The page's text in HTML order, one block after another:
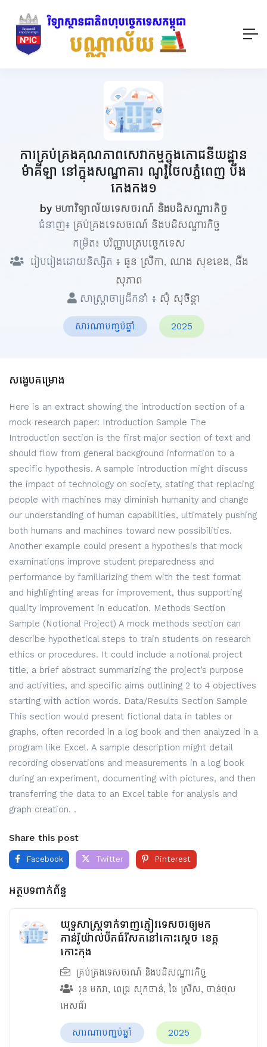
ការគ្រប់គ្រងគុណភាពសេវាកម្មក្នុងភោជនីយដ្ឋាន
ម៉ាគីឡា នៅក្នុងសណ្ឋាគារ ណូវ៉ូថែលភ្នំពេញ បឹង
កេងកង១
by មហាវិទ្យាល័យទេសចរណ៍ និងបដិសណ្ឋារកិច្ច
ជំនាញ៖ គ្រប់គ្រងទេសចរណ៍ និងបដិសណ្ឋារកិច្ច
កម្រិត៖ បរិញ្ញាបត្របច្ចេកទេស
រៀបរៀងដោយនិស្សិត ៖ ធួន ស្រីកា, ឈាង សុខខេង, ឆឺង​
សុភាព
សាស្ត្រាចារ្យដឹកនាំ ៖ ស៊ុំ សុចិន្តា
សារណាបញ្ចប់ឆ្នាំ 2025
សង្ខេបគម្រោង
Here is an extract showing the introduction section of a
mock research paper: Introduction Sample The
Introduction section is the first major section of text and
should flow from general background information to a
specific hypothesis. A sample introduction might discuss
the impact of technology on society, stating that replacing
people with machines may diminish humanity and change
our understanding of human capabilities, ultimately pushing
both humans and machines toward new possibilities.
Another example could present a hypothesis that mock
examinations improve student preparedness and
performance by familiarizing them with the test format
and highlighting areas for improvement, thus supporting
quality improvement in education. Methods Section
Sample (Notional Project) A mock methods section can
describe hypothetical steps to train students on research
ethics or procedures. It could include a notional project
title, a brief abstract summarizing the project’s purpose
and activities, and specific aims outlining 2 to 4 objectives
starting with action words. Data/Results Section Sample
This section would present fictional data in tables or
graphs, often recorded in a log book and then analyzed in a
program like Excel. A sample description might detail
recording observations and measurements in a log book
during an experiment, documenting with pictures, and then
transferring the data to an Excel table for analysis and
graph creation. .
Share this post
Facebook Twitter Pinterest
អត្ថបទពាក់ព័ន្ធ
យុទ្ធសាស្រ្តទាក់ទាញភ្ញៀវទេសចរឲ្យមក
កាន់រ៉ូយ៉ាល់ប៊ីតធ៍រីសតនៅកោះស្ដេច ខេត្ត
កោះកុង
គ្រប់គ្រងទេសចរណ៍ និងបដិសណ្ឋារកិច្ច
រុន មករា, ពេជ្រ សុកចាន់, ផៃ ស្រីស, ចាន់ថុល
អេសធ័រ
សារណាបញ្ចប់ឆ្នាំ 2025